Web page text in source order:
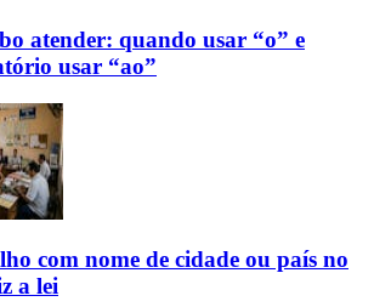
atender: quando usar “o” e
usar “ao”
com nome de cidade ou país no
a lei